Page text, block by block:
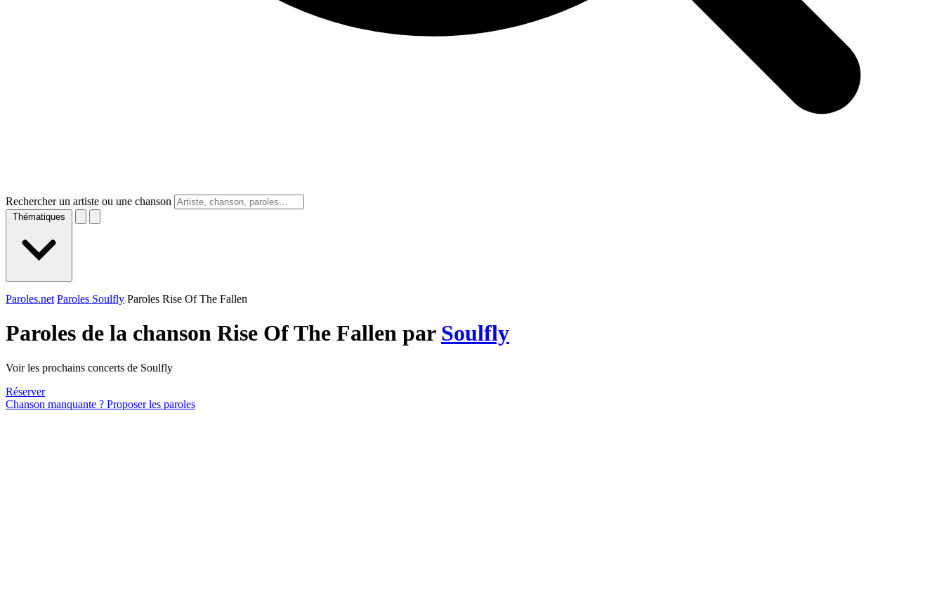
Rechercher un artiste ou une chanson
Thématiques
Paroles.net Paroles Soulfly Paroles Rise Of The Fallen
Paroles de la chanson Rise Of The Fallen par Soulfly
Voir les prochains concerts de Soulfly
Réserver
Chanson manquante ? Proposer les paroles